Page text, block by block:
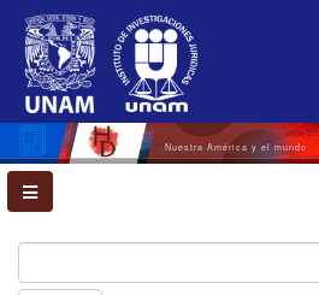
Navegación
principal
Contenido
principal
Barra
lateral
Nuestra América y el mundo